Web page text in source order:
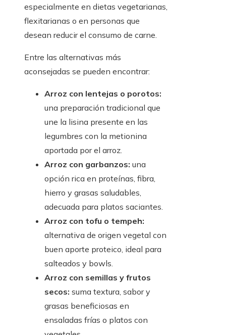
especialmente en dietas vegetarianas,
flexitarianas o en personas que
desean reducir el consumo de carne.
Entre las alternativas más
aconsejadas se pueden encontrar:
Arroz con lentejas o porotos:
una preparación tradicional que
une la lisina presente en las
legumbres con la metionina
aportada por el arroz.
Arroz con garbanzos: una
opción rica en proteínas, fibra,
hierro y grasas saludables,
adecuada para platos saciantes.
Arroz con tofu o tempeh:
alternativa de origen vegetal con
buen aporte proteico, ideal para
salteados y bowls.
Arroz con semillas y frutos
secos: suma textura, sabor y
grasas beneficiosas en
ensaladas frías o platos con